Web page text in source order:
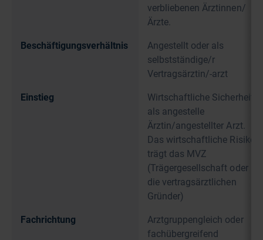
verbliebenen Ärztinnen/
Ärzte.
Beschäftigungsverhältnis
Angestellt oder als
selbstständige/r
Vertragsärztin/-arzt
Einstieg
Wirtschaftliche Sicherheit
als angestelle
Ärztin/angestellter Arzt.
Das wirtschaftliche Risiko
trägt das MVZ
(Trägergesellschaft oder
die vertragsärztlichen
Gründer)
Fachrichtung
Arztgruppengleich oder
fachübergreifend